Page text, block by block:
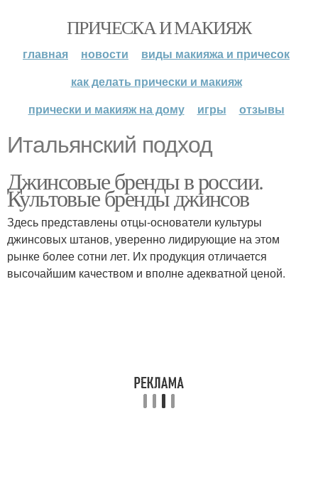
ПРИЧЕСКА И МАКИЯЖ
главная новости
виды макияжа и причесок
как делать прически и макияж
прически и макияж на дому
игры отзывы
Итальянский подход
Джинсовые бренды в россии.
Культовые бренды джинсов
Здесь представлены отцы-основатели культуры
джинсовых штанов, уверенно лидирующие на этом
рынке более сотни лет. Их продукция отличается
высочайшим качеством и вполне адекватной ценой.